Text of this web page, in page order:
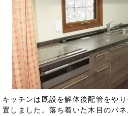
キッチンは既設を解体後配管をや
置しました。落ち着いた木目のパ